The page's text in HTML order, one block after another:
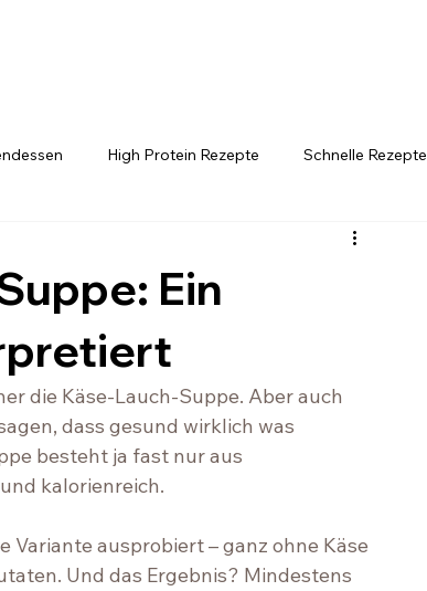
High Protein Rezepte Schnelle Rezepte
Ein
die Käse-Lauch-Suppe. Aber auch
dass gesund wirklich was
besteht ja fast nur aus
kalorienreich.
Variante ausprobiert – ganz ohne Käse
Und das Ergebnis? Mindestens